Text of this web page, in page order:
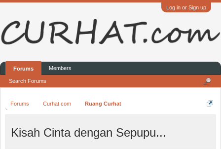
Log in or Sign up
Forums Curhat.com Ruang Curhat
Kisah Cinta dengan Sepupu...
Forums
Search Forums
Members